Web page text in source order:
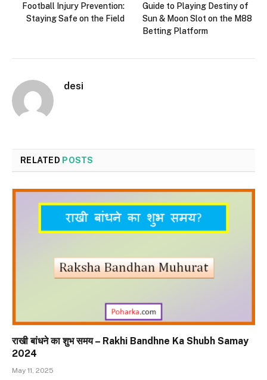
Football Injury Prevention:
Staying Safe on the Field
Guide to Playing Destiny of
Sun & Moon Slot on the M88
Betting Platform
desi
RELATED POSTS
राखी बांधने का शुभ समय – Rakhi Bandhne Ka Shubh Samay
2024
May 11, 2025